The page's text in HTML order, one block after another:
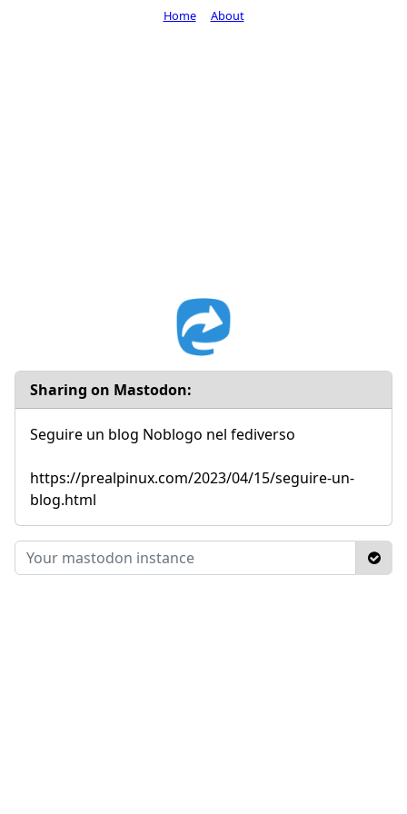
Sharing on Mastodon:
Seguire un blog Noblogo nel fediverso
https://prealpinux.com/2023/04/15/seguire-un-
blog.html
Home About